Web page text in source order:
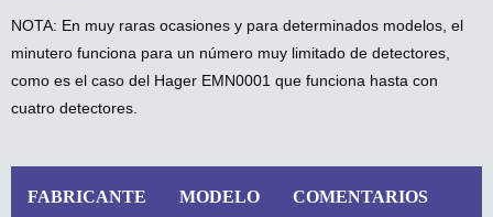
NOTA: En muy raras ocasiones y para determinados modelos, el
minutero funciona para un número muy limitado de detectores,
como es el caso del Hager EMN0001 que funciona hasta con
cuatro detectores.
FABRICANTE MODELO COMENTARIOS